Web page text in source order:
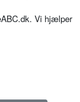
Vi hjælper